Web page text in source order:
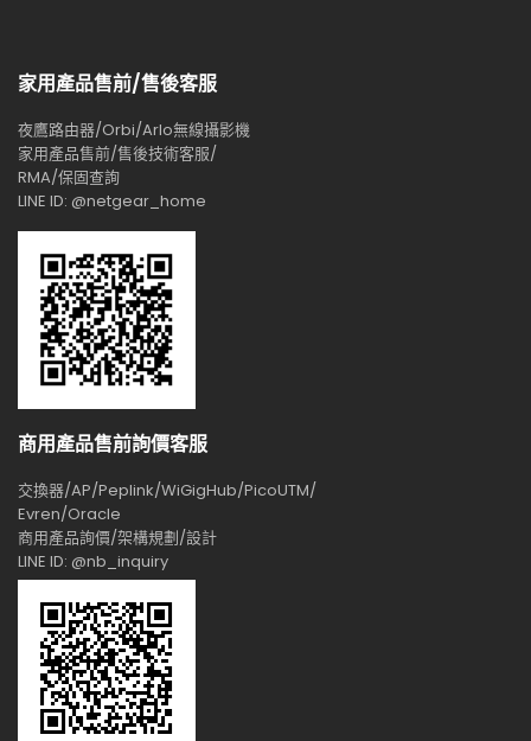
家用產品售前/售後客服
夜鷹路由器/Orbi/Arlo無線攝影機
家用產品售前/售後技術客服/
RMA/保固查詢
LINE ID: @netgear_home
商用產品售前詢價客服
交換器/AP/Peplink/WiGigHub/PicoUTM/
Evren/Oracle
商用產品詢價/架構規劃/設計
LINE ID: @nb_inquiry